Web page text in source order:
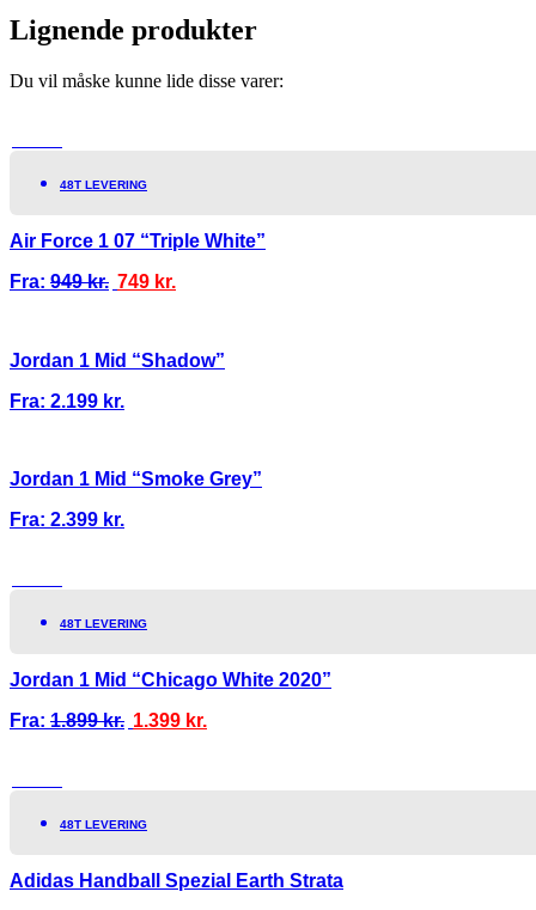
Lignende produkter
Du vil måske kunne lide disse varer:
48T LEVERING
Air Force 1 07 “Triple White”
Fra: 949kr. 749 kr.
Jordan 1 Mid “Shadow”
Fra: 2.199 kr.
Jordan 1 Mid “Smoke Grey”
Fra: 2.399 kr.
48T LEVERING
Jordan 1 Mid “Chicago White 2020”
Fra: 1.899kr. 1.399 kr.
48T LEVERING
Adidas Handball Spezial Earth Strata